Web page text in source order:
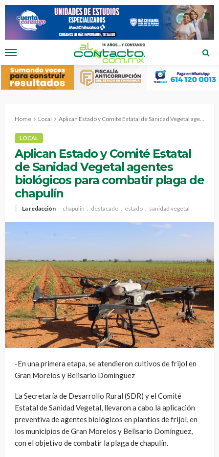
Home Local Aplican Estado y Comité Estatal de Sanidad Vegetal agentes biológicos para combatir plaga de chapulín
LOCAL
Aplican Estado y Comité Estatal
de Sanidad Vegetal agentes
biológicos para combatir plaga de
chapulín
La redacción chapulin destacado estado sanidad vegetal
-En una primera etapa, se atendieron cultivos de frijol en
Gran Morelos y Belisario Domínguez
La Secretaría de Desarrollo Rural (SDR) y el Comité
Estatal de Sanidad Vegetal, llevaron a cabo la aplicación
preventiva de agentes biológicos en plantíos de frijol, en
los municipios de Gran Morelos y Belisario Domínguez,
con el objetivo de combatir la plaga de chapulín.